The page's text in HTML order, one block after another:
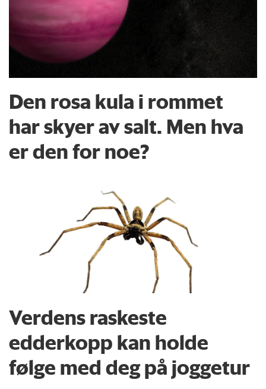
Den rosa kula i rommet
har skyer av salt. Men hva
er den for noe?
Verdens raskeste
edderkopp kan holde
følge med deg på joggetur